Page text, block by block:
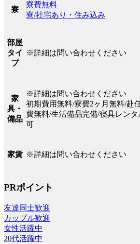
寮
寮費無料
寮/社宅あり・住み込み
部屋
タイ
プ
※詳細は問い合わせください
家
具・
備品
※詳細は問い合わせください
初期費用無料/寮費2ヶ月無料/赴
費無料/生活備品完備/寝具レン
可
家賃 ※詳細は問い合わせください
PRポイント
友達同士歓迎
カップル歓迎
女性活躍中
20代活躍中